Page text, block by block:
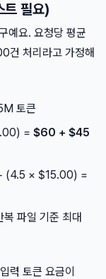
트 필요)
예요. 요청당 평균
건 처리라고 가정해
토큰
= $60 + $45
(4.5 × $15.00) =
복 파일 기준 최대
력 토큰 요금이